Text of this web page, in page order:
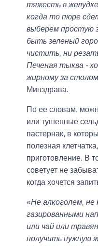
тяжесть в
когда то пюре
выберем простую
быть зеленый
чистить, ни
Печеная тыква -
жирному за столом
Минздрава.
По ее словам,
или тушенные
пастернак, в
полезная
приготовление. В
советует не
когда хочется
«Не алкоголем, не
газированными
или чай или
получить нужную